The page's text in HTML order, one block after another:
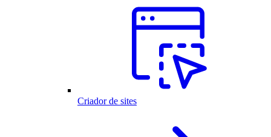
Criador de sites